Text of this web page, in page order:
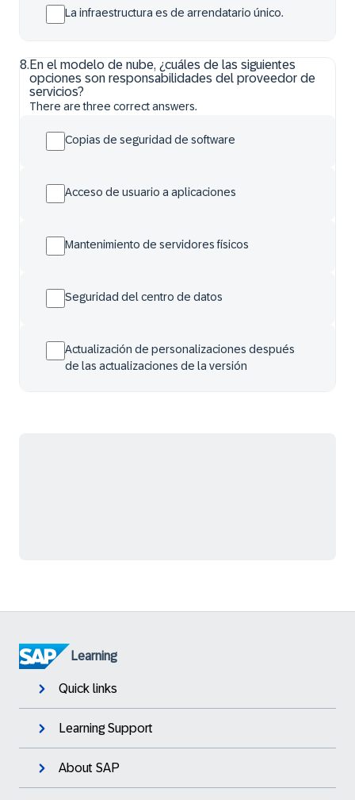
La infraestructura es de arrendatario único.
8. En el modelo de nube, ¿cuáles de las siguientes
opciones son responsabilidades del proveedor de
servicios?
There are three correct answers.
Copias de seguridad de software
Acceso de usuario a aplicaciones
Mantenimiento de servidores físicos
Seguridad del centro de datos
Actualización de personalizaciones después
de las actualizaciones de la versión
Learning
Quick links
Learning Support
About SAP